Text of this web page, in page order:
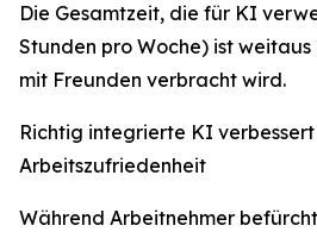
Die Gesamtzeit, die für KI
Stunden pro Woche) ist
mit Freunden verbracht wird.
Richtig integrierte KI
Arbeitszufriedenheit
Während Arbeitnehmer